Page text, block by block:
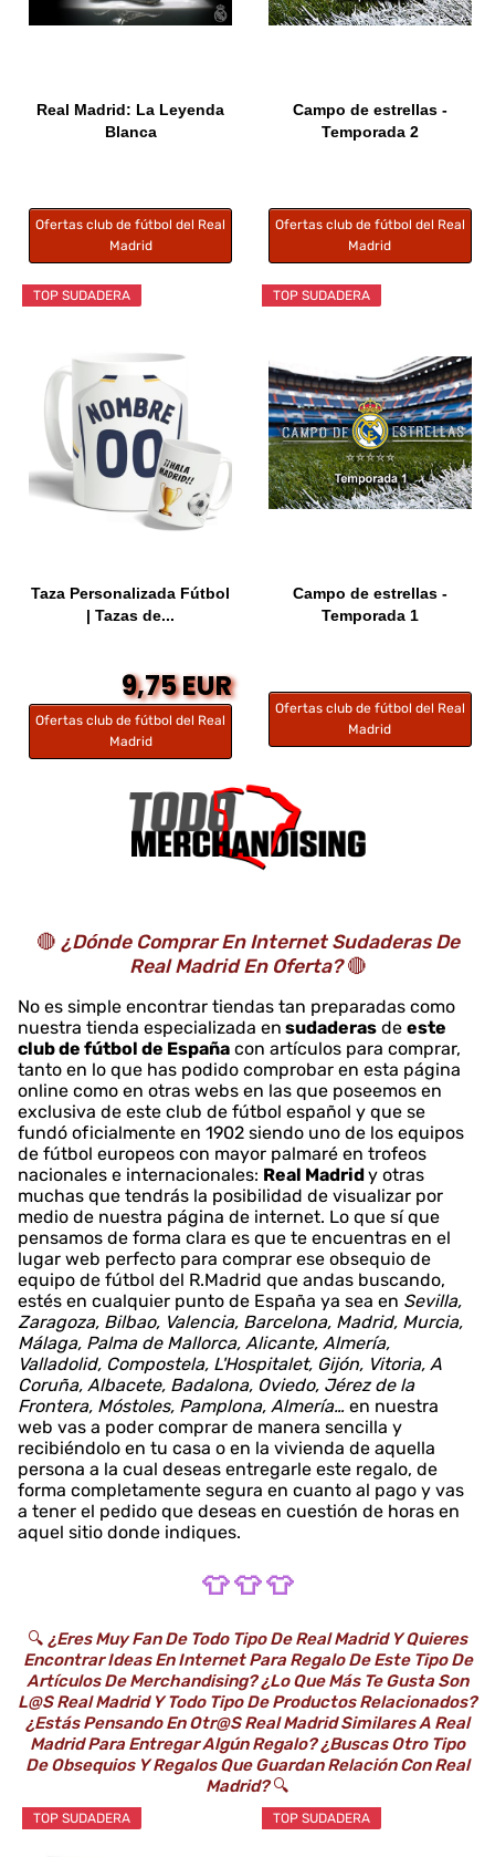
Real Madrid: La Leyenda
Blanca
Ofertas club de fútbol del Real
Madrid
Campo de estrellas -
Temporada 2
Ofertas club de fútbol del Real
Madrid
TOP SUDADERA
Taza Personalizada Fútbol
| Tazas de...
9,75 EUR
Ofertas club de fútbol del Real
Madrid
TOP SUDADERA
Campo de estrellas -
Temporada 1
Ofertas club de fútbol del Real
Madrid
🔴 ¿Dónde Comprar En Internet Sudaderas De
Real Madrid En Oferta?🔴
No es simple encontrar tiendas tan preparadas como
nuestra tienda especializada en sudaderas de este
club de fútbol de España con artículos para comprar,
tanto en lo que has podido comprobar en esta página
online como en otras webs en las que poseemos en
exclusiva de este club de fútbol español y que se
fundó oficialmente en 1902 siendo uno de los equipos
de fútbol europeos con mayor palmaré en trofeos
nacionales e internacionales: Real Madridy otras
muchas que tendrás la posibilidad de visualizar por
medio de nuestra página de internet. Lo que sí que
pensamos de forma clara es que te encuentras en el
lugar web perfecto para comprar ese obsequio de
equipo de fútbol del R.Madrid que andas buscando,
estés en cualquier punto de España ya sea en Sevilla,
Zaragoza, Bilbao, Valencia, Barcelona, Madrid, Murcia,
Málaga, Palma de Mallorca, Alicante, Almería,
Valladolid, Compostela, L'Hospitalet, Gijón, Vitoria, A
Coruña, Albacete, Badalona, Oviedo, Jérez de la
Frontera, Móstoles, Pamplona, Almería… en nuestra
web vas a poder comprar de manera sencilla y
recibiéndolo en tu casa o en la vivienda de aquella
persona a la cual deseas entregarle este regalo, de
forma completamente segura en cuanto al pago y vas
a tener el pedido que deseas en cuestión de horas en
aquel sitio donde indiques.
👕 👕 👕
🔍 ¿Eres Muy Fan De Todo Tipo De Real Madrid Y Quieres
Encontrar Ideas En Internet Para Regalo De Este Tipo De
Artículos De Merchandising? ¿Lo Que Más Te Gusta Son
L@s Real Madrid Y Todo Tipo De Productos Relacionados?
¿Estás Pensando En Otr@s Real Madrid Similares A Real
Madrid Para Entregar Algún Regalo? ¿Buscas Otro Tipo
De Obsequios Y Regalos Que Guardan Relación Con Real
Madrid?🔍
TOP SUDADERA TOP SUDADERA